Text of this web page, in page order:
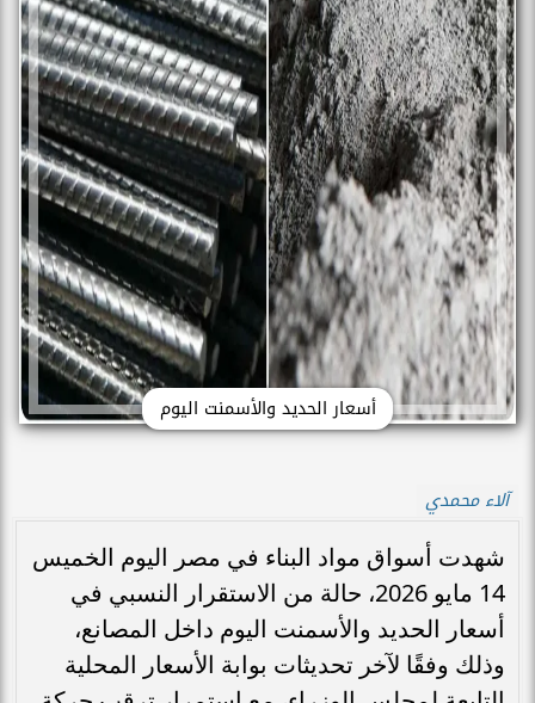
أسعار الحديد والأسمنت اليوم
آلاء محمدي
شهدت أسواق مواد البناء في مصر اليوم الخميس
14 مايو 2026، حالة من الاستقرار النسبي في
أسعار الحديد والأسمنت اليوم داخل المصانع،
وذلك وفقًا لآخر تحديثات بوابة الأسعار المحلية